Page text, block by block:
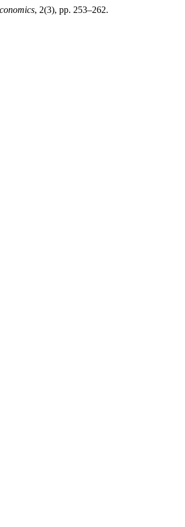
, 2(3), pp. 253–262.